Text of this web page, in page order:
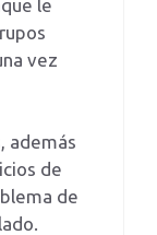
le
vez
además
de
de